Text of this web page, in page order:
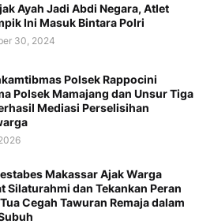
Ayah Jadi Abdi Negara, Atlet
Ini Masuk Bintara Polri
30, 2024
Polsek Rappocini
Polsek Mamajang dan Unsur Tiga
Mediasi Perselisihan
Makassar Ajak Warga
Silaturahmi dan Tekankan Peran
Cegah Tawuran Remaja dalam